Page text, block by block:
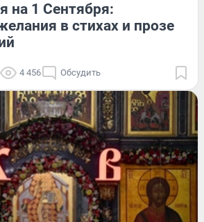
на 1 Сентября:
в стихах и прозе
4 456 Обсудить